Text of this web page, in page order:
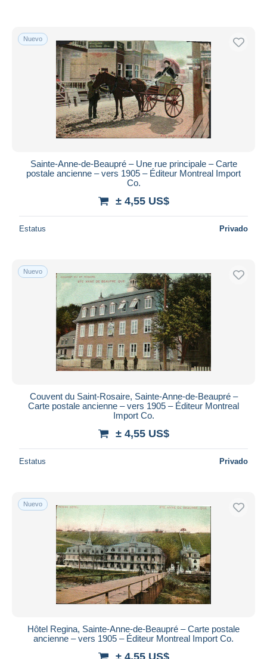
Nuevo
Sainte-Anne-de-Beaupré – Une rue principale – Carte
postale ancienne – vers 1905 – Éditeur Montreal Import
Co.
± 4,55 US$
Estatus Privado
Nuevo
Couvent du Saint-Rosaire, Sainte-Anne-de-Beaupré –
Carte postale ancienne – vers 1905 – Éditeur Montreal
Import Co.
± 4,55 US$
Estatus Privado
Nuevo
Hôtel Regina, Sainte-Anne-de-Beaupré – Carte postale
ancienne – vers 1905 – Éditeur Montreal Import Co.
± 4,55 US$